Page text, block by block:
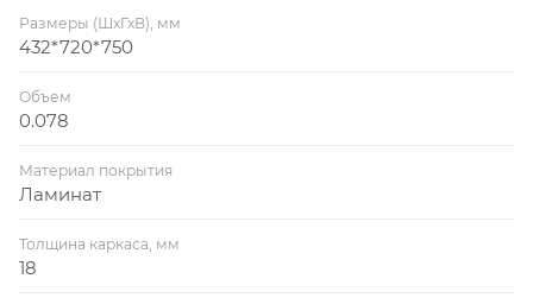
Размеры (ШхГхВ), мм
432*720*750
Объем
0.078
Материал покрытия
Ламинат
Толщина каркаса, мм
18